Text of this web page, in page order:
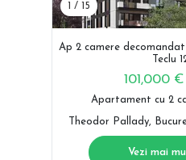
1 / 15
Ap 2 camere
Teclu
101,000 €
Apartament cu 2
Theodor Pallady,
Vezi mai